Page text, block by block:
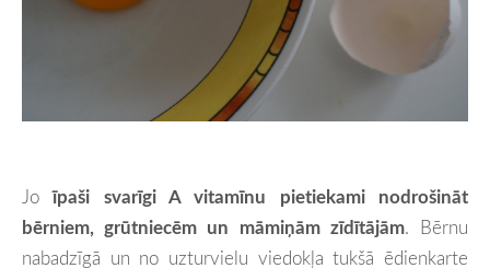
Jo īpaši svarīgi A vitamīnu pietiekami nodrošināt
bērniem, grūtniecēm un māmiņām zīdītājām. Bērnu
nabadzīgā un no uzturvielu viedokļa tukšā ēdienkarte